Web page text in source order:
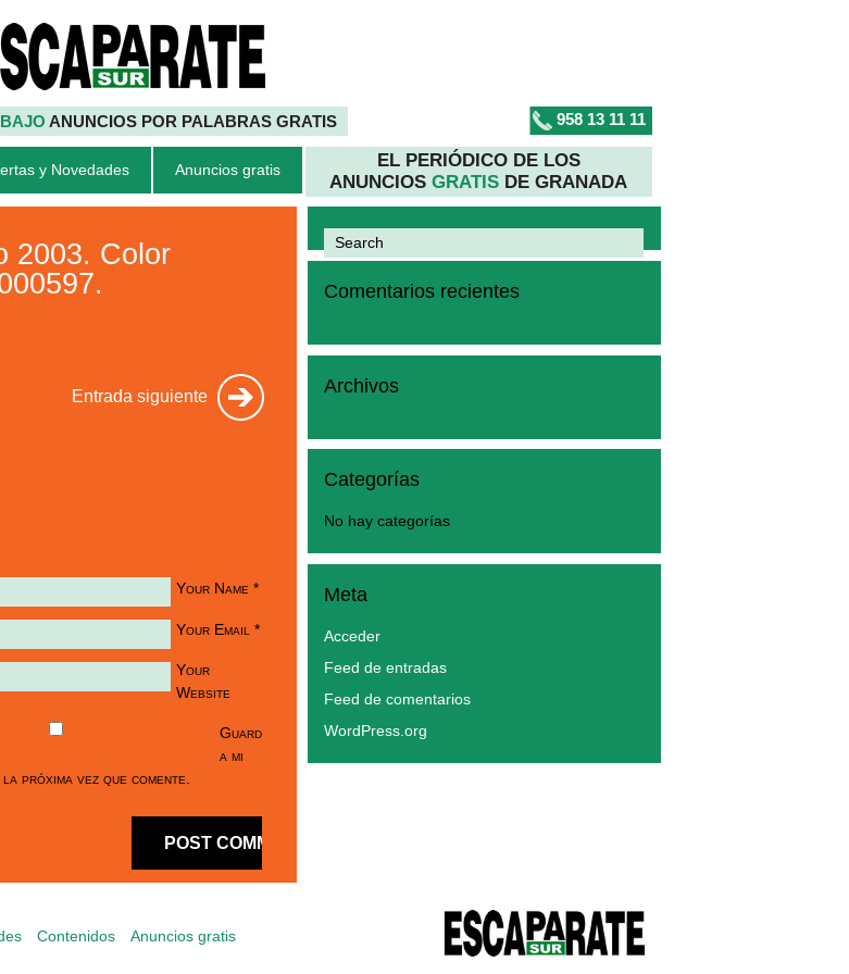
ANUNCIOS POR PALABRAS GRATIS 958 13 11 11
y Novedades Anuncios gratis
EL PERIÓDICO DE LOS
ANUNCIOSGRATIS DE GRANADA
2003. Color
Entrada siguiente
Your Name *
Your Email *
Your
Website
Guard
a mi
próxima vez que comente.
Comentarios recientes
Archivos
Categorías
No hay categorías
Meta
Acceder
Feed de entradas
Feed de comentarios
WordPress.org
Contenidos Anuncios gratis